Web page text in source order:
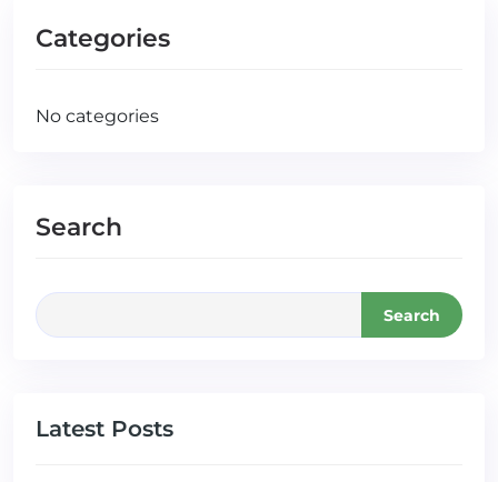
Categories
No categories
Search
Search
Latest Posts